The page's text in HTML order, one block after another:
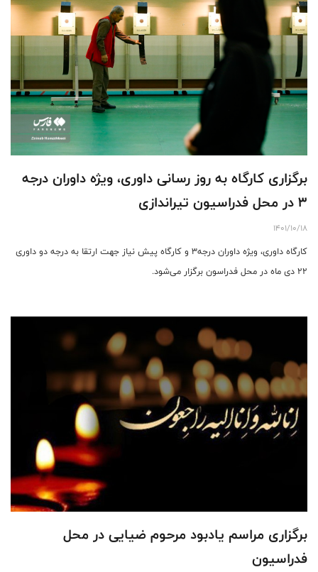
برگزاری کارگاه به روز رسانی داوری، ویژه داوران درجه
3 در محل فدراسیون تیراندازی
1401/10/18
کارگاه داوری، ویژه داوران درجه3 و کارگاه پیش نیاز جهت ارتقا به درجه دو داوری
۲۲ دی ماه در محل فدراسون برگزار می‌شود.
برگزاری مراسم یادبود مرحوم ضیایی در محل
فدراسیون